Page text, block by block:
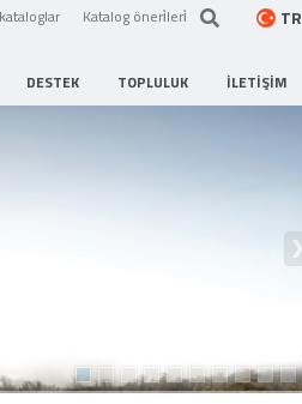
Katalog öneri̇leri̇ TR
DESTEK TOPLULUK İLETIŞIM